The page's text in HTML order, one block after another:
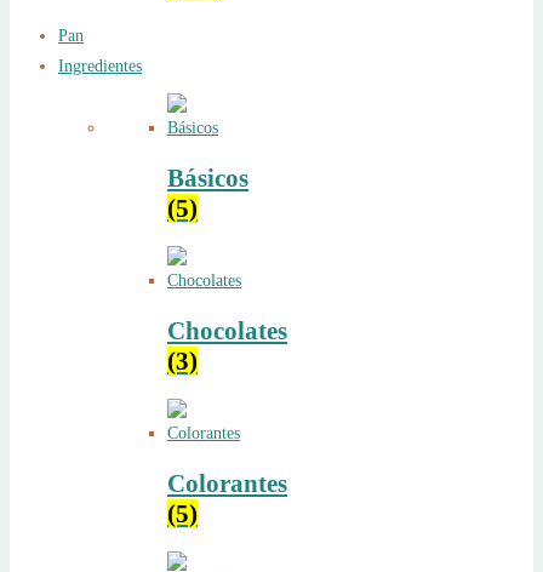
Pan
Ingredientes
Básicos
(5)
Chocolates
(3)
Colorantes
(5)